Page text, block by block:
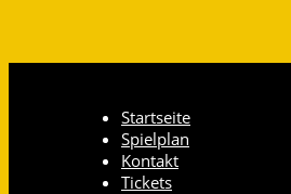
Startseite
Spielplan
Kontakt
Tickets